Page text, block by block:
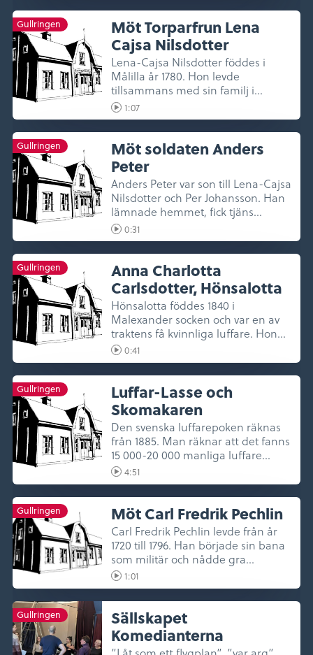
Gullringen Möt Torparfrun Lena
Cajsa Nilsdotter
Lena-Cajsa Nilsdotter föddes i
Målilla år 1780. Hon levde
tillsammans med sin familj i
Ängstugan ...
1:07
Gullringen Möt soldaten Anders
Peter
Anders Peter var son till Lena-Cajsa
Nilsdotter och Per Johansson. Han
lämnade hemmet, fick tjäns...
0:31
Gullringen Anna Charlotta
Carlsdotter, Hönsalotta
Hönsalotta föddes 1840 i
Malexander socken och var en av
traktens få kvinnliga luffare. Hon
var s...
0:41
Gullringen Luffar-Lasse och
Skomakaren
Den svenska luffarepoken räknas
från 1885. Man räknar att det fanns
15 000-20 000 manliga luffare...
4:51
Gullringen Möt Carl Fredrik Pechlin
Carl Fredrik Pechlin levde från år
1720 till 1796. Han började sin bana
som militär och nådde gra...
1:01
Gullringen Sällskapet
Komedianterna